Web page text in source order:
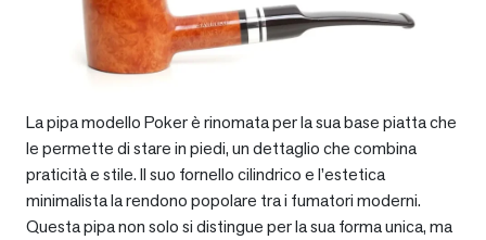
La pipa modello Poker è rinomata per la sua base piatta che
le permette di stare in piedi, un dettaglio che combina
praticità e stile. Il suo fornello cilindrico e l’estetica
minimalista la rendono popolare tra i fumatori moderni.
Questa pipa non solo si distingue per la sua forma unica, ma